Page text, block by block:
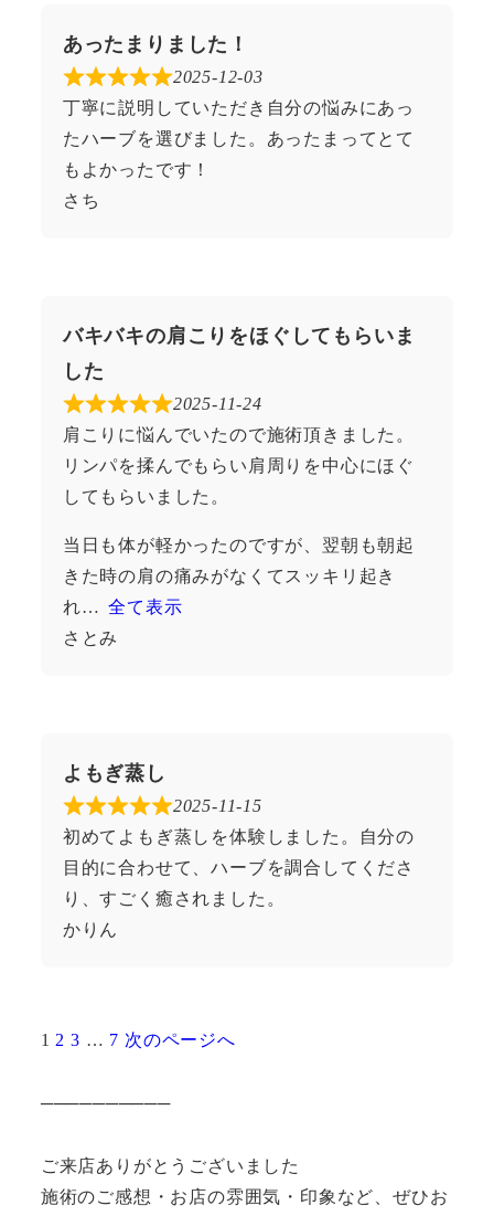
あったまりました！
2025-12-03
丁寧に説明していただき自分の悩みにあっ
たハーブを選びました。あったまってとて
もよかったです！
さち
バキバキの肩こりをほぐしてもらいま
した
2025-11-24
肩こりに悩んでいたので施術頂きました。
リンパを揉んでもらい肩周りを中心にほぐ
してもらいました。
当日も体が軽かったのですが、翌朝も朝起
きた時の肩の痛みがなくてスッキリ起き
れ
全て表示
さとみ
よもぎ蒸し
2025-11-15
初めてよもぎ蒸しを体験しました。自分の
目的に合わせて、ハーブを調合してくださ
り、すごく癒されました。
かりん
Site
Page
1 Page
2 Page
3 … Page
7 次のページへ
──────────
ご来店ありがとうございました
施術のご感想・お店の雰囲気・印象など、ぜひお